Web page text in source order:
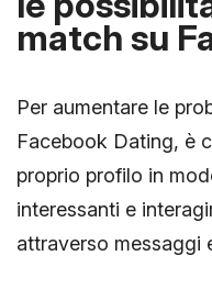
match su
Per aumentare le
Facebook Dating, è
proprio profilo in
interessanti e
attraverso messaggi